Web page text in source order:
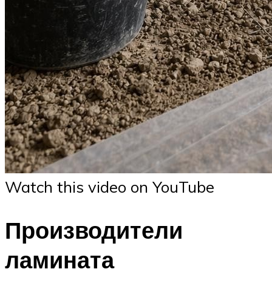
Watch this video on YouTube
Производители
ламината